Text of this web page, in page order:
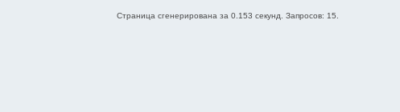
Страница сгенерирована за 0.153 секунд. Запросов: 15.